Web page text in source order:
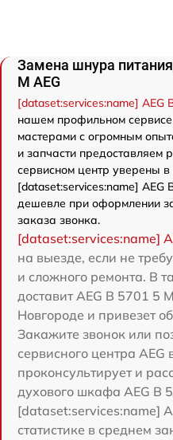
Замена шнура
M AEG
[dataset:services:name] AEG
нашем профильном
мастерами с огромным
и запчасти
сервисном центр уверены
[dataset:services:name] AEG
дешевле при оформлении
заказа звонка.
[dataset:services:name]
на выезде, если не
и сложного ремонта. В
доставит AEG B 5701 5
Новгороде и привезет
Закажите звонок или
сервисного центра
проконсультирует и
духового шкафа AEG B
[dataset:services:name]
статистике в среднем